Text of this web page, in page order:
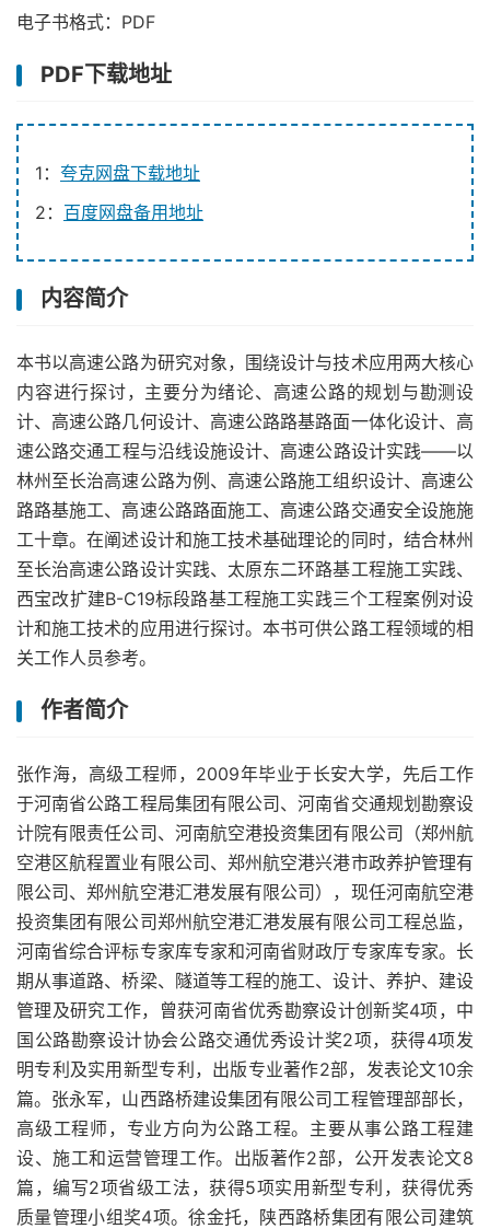
电子书格式：PDF
PDF下载地址
1： 夸克网盘下载地址
2： 百度网盘备用地址
内容简介
本书以高速公路为研究对象，围绕设计与技术应用两大核心
内容进行探讨，主要分为绪论、高速公路的规划与勘测设
计、高速公路几何设计、高速公路路基路面一体化设计、高
速公路交通工程与沿线设施设计、高速公路设计实践——以
林州至长治高速公路为例、高速公路施工组织设计、高速公
路路基施工、高速公路路面施工、高速公路交通安全设施施
工十章。在阐述设计和施工技术基础理论的同时，结合林州
至长治高速公路设计实践、太原东二环路基工程施工实践、
西宝改扩建B-C19标段路基工程施工实践三个工程案例对设
计和施工技术的应用进行探讨。本书可供公路工程领域的相
关工作人员参考。
作者简介
张作海，高级工程师，2009年毕业于长安大学，先后工作
于河南省公路工程局集团有限公司、河南省交通规划勘察设
计院有限责任公司、河南航空港投资集团有限公司（郑州航
空港区航程置业有限公司、郑州航空港兴港市政养护管理有
限公司、郑州航空港汇港发展有限公司），现任河南航空港
投资集团有限公司郑州航空港汇港发展有限公司工程总监，
河南省综合评标专家库专家和河南省财政厅专家库专家。长
期从事道路、桥梁、隧道等工程的施工、设计、养护、建设
管理及研究工作，曾获河南省优秀勘察设计创新奖4项，中
国公路勘察设计协会公路交通优秀设计奖2项，获得4项发
明专利及实用新型专利，出版专业著作2部，发表论文10余
篇。张永军，山西路桥建设集团有限公司工程管理部部长，
高级工程师，专业方向为公路工程。主要从事公路工程建
设、施工和运营管理工作。出版著作2部，公开发表论文8
篇，编写2项省级工法，获得5项实用新型专利，获得优秀
质量管理小组奖4项。徐金托，陕西路桥集团有限公司建筑